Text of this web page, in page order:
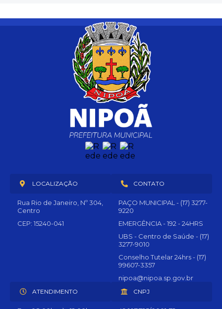
LOCALIZAÇÃO
Rua Rio de Janeiro, Nº 304,
Centro
CEP: 15240-041
CONTATO
PAÇO MUNICIPAL - (17) 3277-
9220
EMERGÊNCIA - 192 - 24HRS
UBS - Centro de Saúde - (17)
3277-9010
Conselho Tutelar 24hrs - (17)
99607-3357
nipoa@nipoa.sp.gov.br
ATENDIMENTO CNPJ